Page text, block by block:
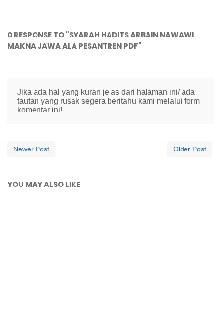
0 RESPONSE TO "SYARAH HADITS ARBAIN NAWAWI
MAKNA JAWA ALA PESANTREN PDF"
Jika ada hal yang kuran jelas dari halaman ini/ ada
tautan yang rusak segera beritahu kami melalui form
komentar ini!
Newer Post Older Post
YOU MAY ALSO LIKE